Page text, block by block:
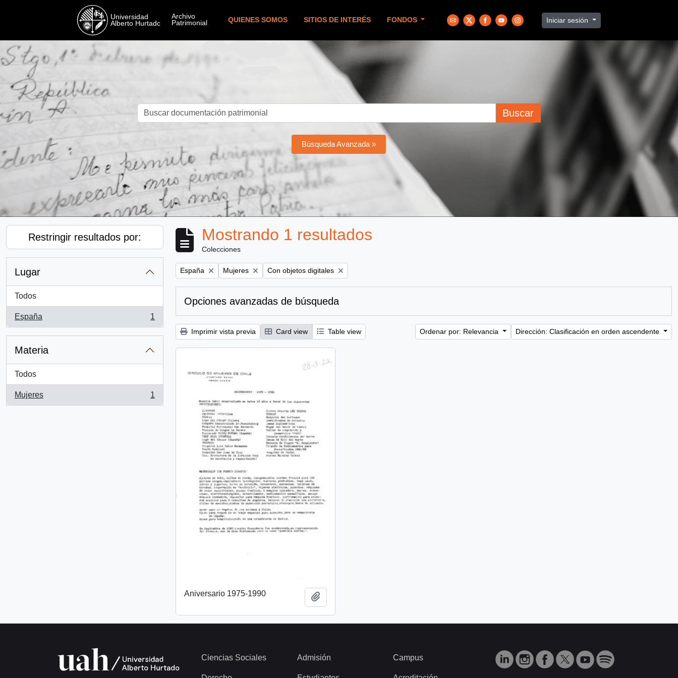
QUIENES SOMOS SITIOS DE INTERÉS FONDOS Iniciar sesión
Buscar
Búsqueda Avanzada »
Restringir resultados por:
Lugar
Todos
España
, 1 resultados
1
Materia
Todos
Mujeres
, 1 resultados
1
Mostrando 1 resultados
Colecciones
Remove filter:
España Remove filter:
Mujeres Remove filter:
Con objetos digitales
Opciones avanzadas de búsqueda
Imprimir vista previa Card view Table view Ordenar por: Relevancia Dirección: Clasificación en orden ascendente
Aniversario 1975-1990
Ciencias Sociales Admisión Campus